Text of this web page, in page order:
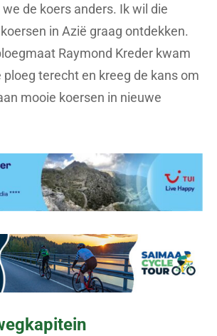
de koers anders. Ik wil die
in Azië graag ontdekken.
Raymond Kreder kwam
ploeg terecht en kreeg de kans om
mooie koersen in nieuwe